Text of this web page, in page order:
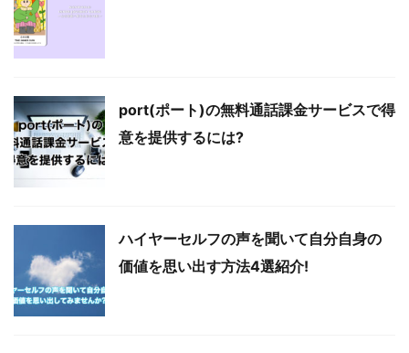
port(ポート)の無料通話課金サービスで得
意を提供するには?
ハイヤーセルフの声を聞いて自分自身の
価値を思い出す方法4選紹介!